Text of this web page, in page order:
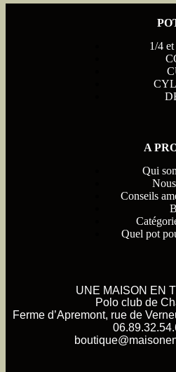
1/4
A
Qui
Conseils
Quel pot
UNE MAISON EN
Polo club de
Ferme d’Apremont, rue de